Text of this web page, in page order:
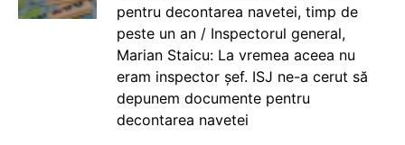
pentru decontarea navetei, timp de
peste un an / Inspectorul general,
Marian Staicu: La vremea aceea nu
eram inspector șef. ISJ ne-a cerut să
depunem documente pentru
decontarea navetei